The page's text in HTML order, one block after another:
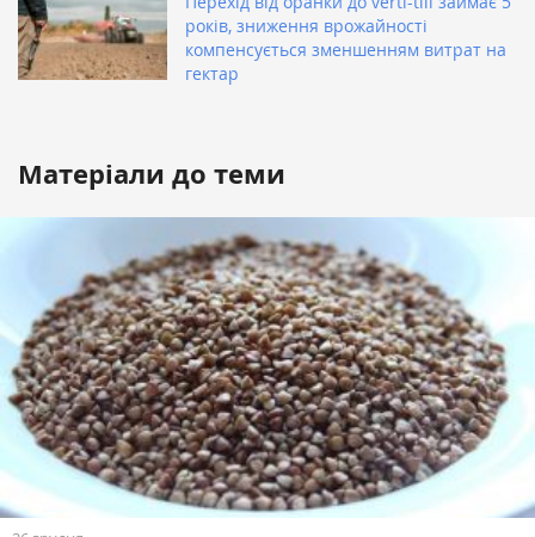
років, зниження врожайності
компенсується зменшенням витрат на
гектар
Матеріали до теми